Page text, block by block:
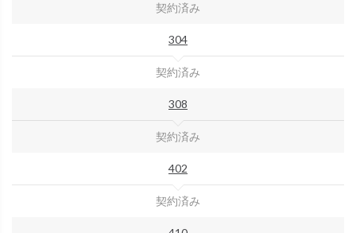
契約済み
304
契約済み
308
契約済み
402
契約済み